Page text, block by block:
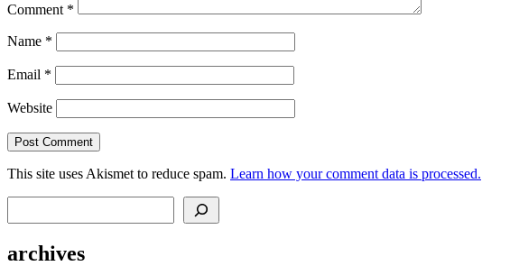
Comment *
Name *
Email *
Website
This site uses Akismet to reduce spam. Learn how your comment data is processed.
archives